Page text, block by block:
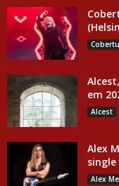
em
Alcest
Alex
single
Alex